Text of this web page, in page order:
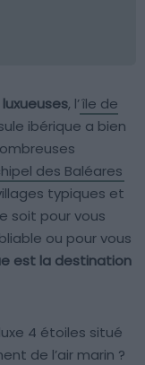
, l’île de
ibérique a bien
des Baléares
typiques et
soit pour vous
ou pour vous
est la destination
4 étoiles situé
de l’air marin ?